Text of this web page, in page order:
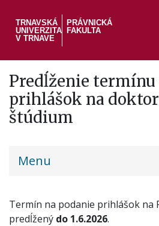
hlavný
TRNAVSKÁ
UNIVERZITA
V TRNAVE
PRÁVNICKÁ
FAKULTA
Predĺženie termínu
prihlášok na
štúdium
PF
Menu
Termín na podanie prihlášok na
predĺžený do 1.6.2026.